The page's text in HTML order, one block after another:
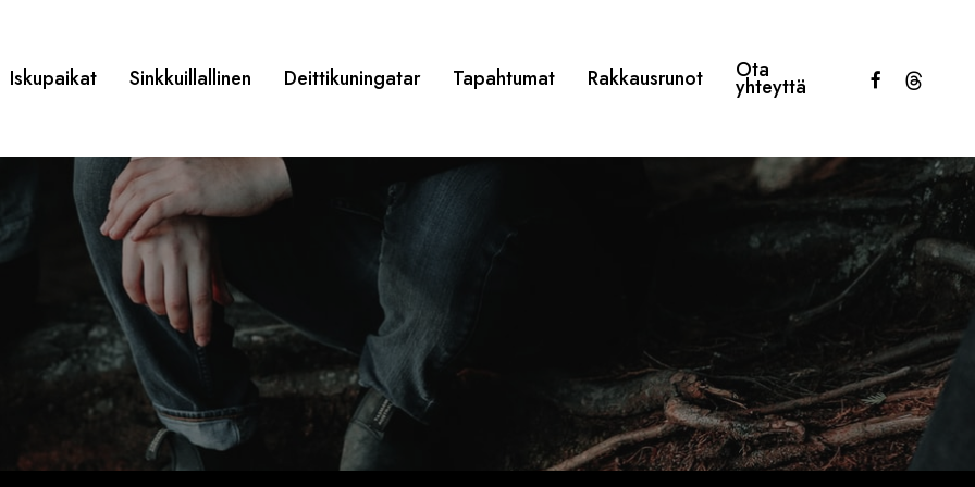
Iskupaikat Sinkkuillallinen Deittikuningatar Tapahtumat Rakkausrunot Ota
yhteyttä facebookthreads